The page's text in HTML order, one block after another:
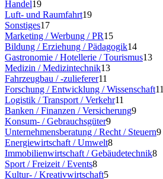
Handel19
Luft- und Raumfahrt19
Sonstiges17
Marketing / Werbung / PR15
Bildung / Erziehung / Pädagogik14
Gastronomie / Hotellerie / Tourismus13
Medizin / Medizintechnik13
Fahrzeugbau / -zulieferer11
Forschung / Entwicklung / Wissenschaft11
Logistik / Transport / Verkehr11
Banken / Finanzen / Versicherung9
Konsum- / Gebrauchsgüter9
Unternehmensberatung / Recht / Steuern9
Energiewirtschaft / Umwelt8
Immobilienwirtschaft / Gebäudetechnik8
Sport / Freizeit / Events8
Kultur- / Kreativwirtschaft5